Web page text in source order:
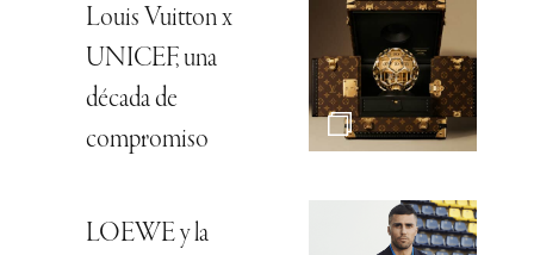
Louis Vuitton x
UNICEF, una
década de
compromiso
LOEWE y la